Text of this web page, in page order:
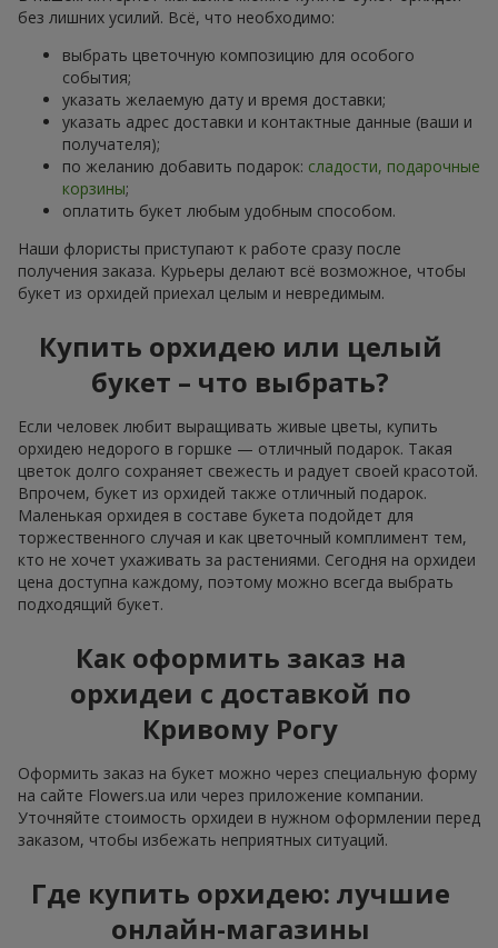
без лишних усилий. Всё, что необходимо:
выбрать цветочную композицию для особого
события;
указать желаемую дату и время доставки;
указать адрес доставки и контактные данные (ваши и
получателя);
по желанию добавить подарок: сладости, подарочные
корзины;
оплатить букет любым удобным способом.
Наши флористы приступают к работе сразу после
получения заказа. Курьеры делают всё возможное, чтобы
букет из орхидей приехал целым и невредимым.
Купить орхидею или целый
букет – что выбрать?
Если человек любит выращивать живые цветы, купить
орхидею недорого в горшке — отличный подарок. Такая
цветок долго сохраняет свежесть и радует своей красотой.
Впрочем, букет из орхидей также отличный подарок.
Маленькая орхидея в составе букета подойдет для
торжественного случая и как цветочный комплимент тем,
кто не хочет ухаживать за растениями. Сегодня на орхидеи
цена доступна каждому, поэтому можно всегда выбрать
подходящий букет.
Как оформить заказ на
орхидеи с доставкой по
Кривому Рогу
Оформить заказ на букет можно через специальную форму
на сайте Flowers.ua или через приложение компании.
Уточняйте стоимость орхидеи в нужном оформлении перед
заказом, чтобы избежать неприятных ситуаций.
Где купить орхидею: лучшие
онлайн-магазины